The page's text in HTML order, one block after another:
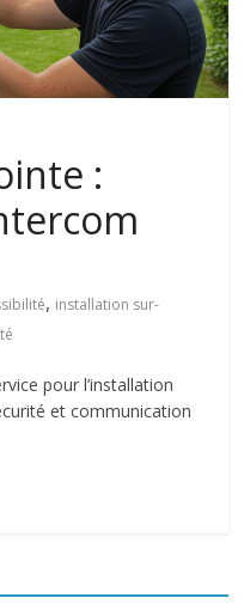
:
, installation sur-
pour l’installation
et communication